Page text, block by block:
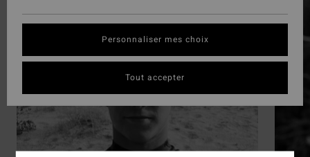
Personnaliser mes choix
Tout accepter